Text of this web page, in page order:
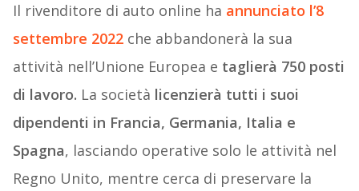
Il rivenditore di auto online ha annunciato l’8
settembre 2022che abbandonerà la sua
attività nell’Unione Europea e taglierà 750 posti
di lavoro. La società licenzierà tutti i suoi
dipendenti in Francia, Germania, Italia e
Spagna, lasciando operative solo le attività nel
Regno Unito, mentre cerca di preservare la